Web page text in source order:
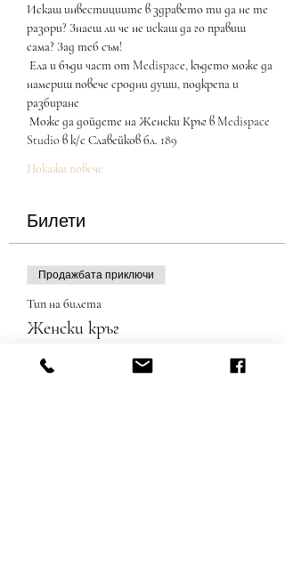
Искаш инвестициите в здравето ти да не те
разори? Знаеш ли че не искаш да го правиш
сама? Зад теб съм!
намериш повече сродни души, подкрепа и
разбиране
Studio в к/с Славейков бл. 189
Покажи повече
Билети
Продажбата приключи
Тип на билета
Женски кръг
Повече информация